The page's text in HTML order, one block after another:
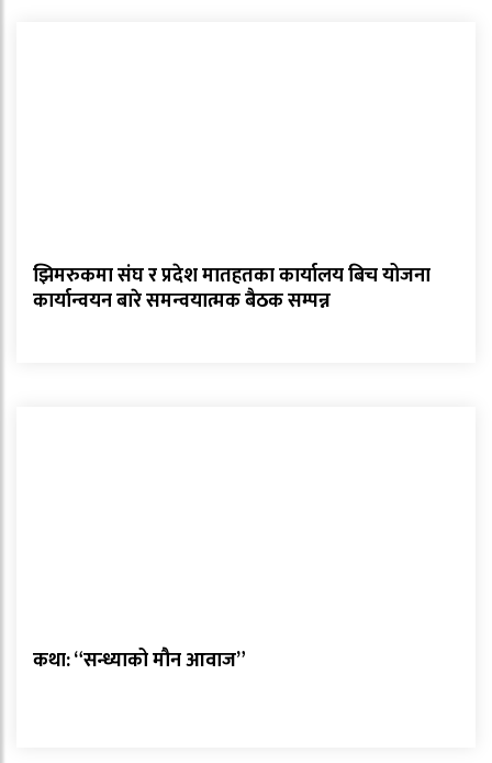
झिमरुकमा संघ र प्रदेश मातहतका कार्यालय बिच योजना
कार्यान्वयन बारे समन्वयात्मक बैठक सम्पन्न
कथा: “सन्ध्याको मौन आवाज”